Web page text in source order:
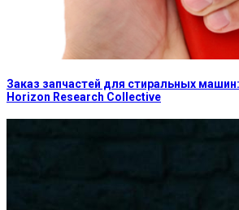
Заказ запчастей для стиральных
Horizon Research Collective